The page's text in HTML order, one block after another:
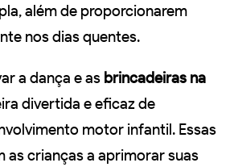
além de proporcionarem
nos dias quentes.
a dança e as brincadeiras na
divertida e eficaz de
motor infantil. Essas
as crianças a aprimorar suas